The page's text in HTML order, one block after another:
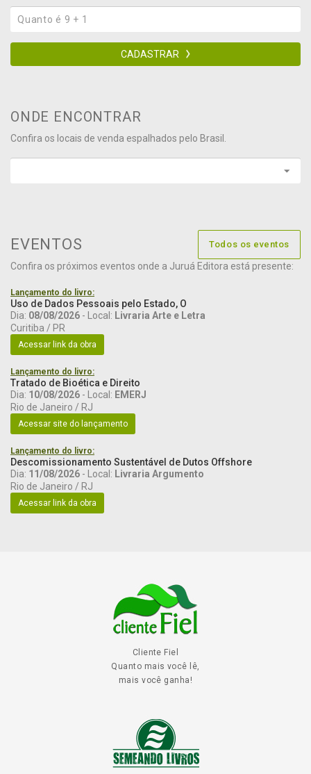
CADASTRAR
ONDE ENCONTRAR
Confira os locais de venda espalhados pelo Brasil.
EVENTOS Todos os eventos
Confira os próximos eventos onde a Juruá Editora está presente:
Lançamento do livro:
Uso de Dados Pessoais pelo Estado, O
Dia: 08/08/2026 - Local: Livraria Arte e Letra
Curitiba / PR
Acessar link da obra
Lançamento do livro:
Tratado de Bioética e Direito
Dia: 10/08/2026 - Local: EMERJ
Rio de Janeiro / RJ
Acessar site do lançamento
Lançamento do livro:
Descomissionamento Sustentável de Dutos Offshore
Dia: 11/08/2026 - Local: Livraria Argumento
Rio de Janeiro / RJ
Acessar link da obra
Cliente Fiel
Quanto mais você lê,
mais você ganha!